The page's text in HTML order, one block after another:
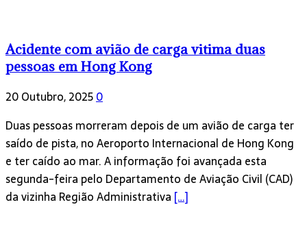
Acidente com avião de carga vitima duas
pessoas em Hong Kong
20 Outubro, 20250
Duas pessoas morreram depois de um avião de carga ter
saído de pista, no Aeroporto Internacional de Hong Kong
e ter caído ao mar. A informação foi avançada esta
segunda-feira pelo Departamento de Aviação Civil (CAD)
da vizinha Região Administrativa […]